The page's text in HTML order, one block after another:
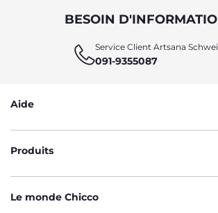
BESOIN
Service Client Artsana
091-9355087
Aide
Produits
Le monde Chicco